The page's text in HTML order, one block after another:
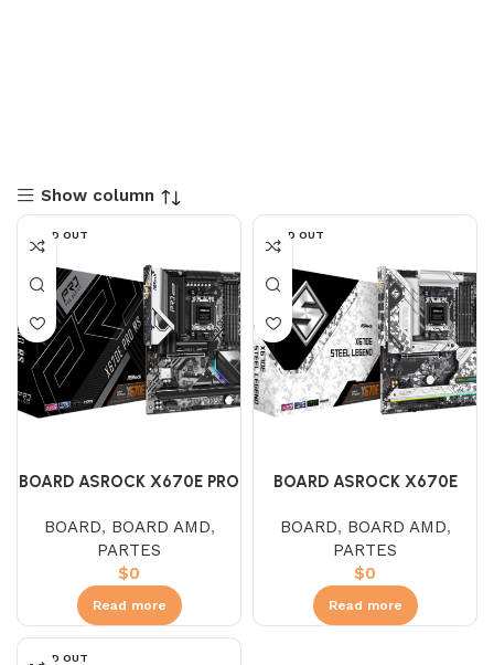
Show column
SOLD OUT
BOARD ASROCK X670E PRO
BOARD, BOARD AMD,
PARTES
$0
Read more
SOLD OUT
BOARD ASROCK X670E
BOARD, BOARD AMD,
PARTES
$0
Read more
SOLD OUT